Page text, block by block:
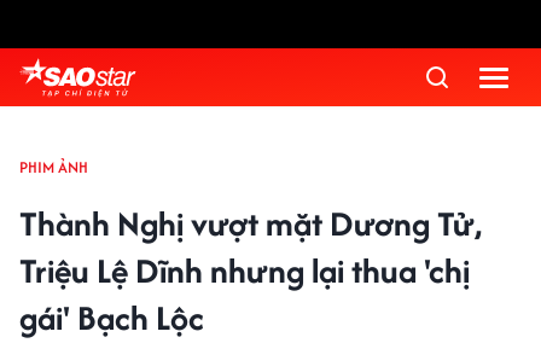
PHIM ẢNH
Thành Nghị vượt mặt Dương Tử,
Triệu Lệ Dĩnh nhưng lại thua 'chị
gái' Bạch Lộc